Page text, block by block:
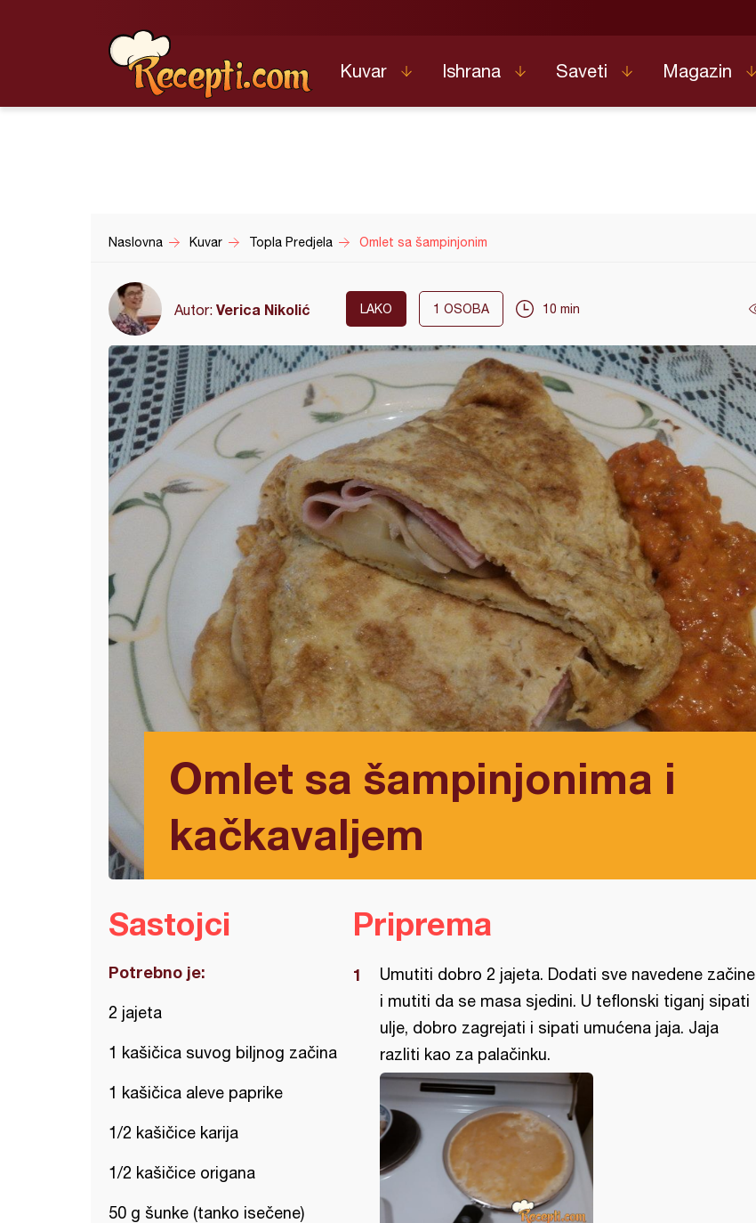
Kuvar Ishrana Saveti Magazin
Naslovna Kuvar Topla Predjela Omlet sa šampinjonim
Autor: Verica Nikolić LAKO 1 OSOBA 10 min
Omlet sa šampinjonima i
kačkavaljem
Sastojci
Potrebno je:
2 jajeta
1 kašičica suvog biljnog začina
1 kašičica aleve paprike
1/2 kašičice karija
1/2 kašičice origana
50 g šunke (tanko isečene)
Priprema
Umutiti dobro 2 jajeta. Dodati sve navedene začine
i mutiti da se masa sjedini. U teflonski tiganj sipati
ulje, dobro zagrejati i sipati umućena jaja. Jaja
razliti kao za palačinku.